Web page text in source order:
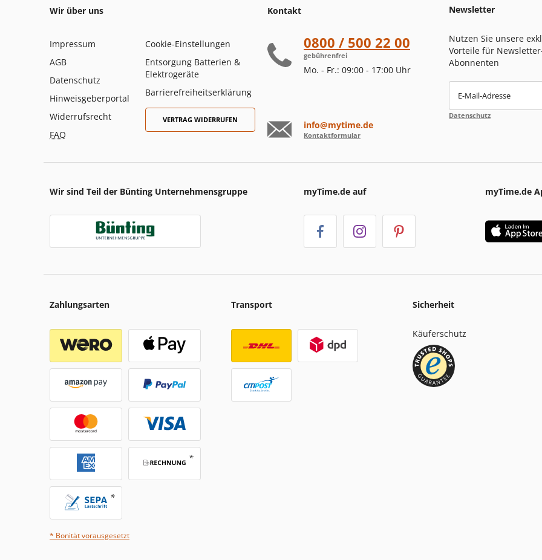
Wir über uns
Impressum
AGB
Datenschutz
Hinweisgeberportal
Widerrufsrecht
FAQ
Cookie-Einstellungen
Entsorgung Batterien &
Elektrogeräte
Barrierefreiheitserklärung
VERTRAG WIDERRUFEN
Kontakt
0800 / 500 22 00
gebührenfrei
Mo. - Fr.: 09:00 - 17:00 Uhr
info@mytime.de
Kontaktformular
Newsletter
Nutzen Sie unsere
Vorteile für
Abonnenten
E-Mail-Adresse
Datenschutz
Wir sind Teil der Bünting Unternehmensgruppe myTime.de auf myTime.de
Zahlungsarten
* Bonität vorausgesetzt
Transport Sicherheit
Käuferschutz